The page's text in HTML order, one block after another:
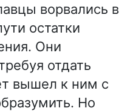
ворвались в
остатки
Они
отдать
вышел к ним с
Но